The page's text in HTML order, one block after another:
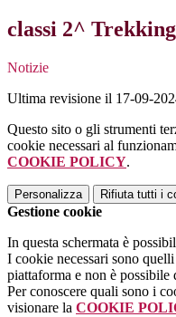
classi 2^
Notizie
Ultima revisione il 17-09-
Questo sito o gli strumenti
cookie necessari al
COOKIE POLICY.
Personalizza Rifiuta tutti i
Gestione cookie
In questa schermata è
I cookie necessari sono
piattaforma e non è possibile
Per conoscere quali sono i
visionare la COOKIE